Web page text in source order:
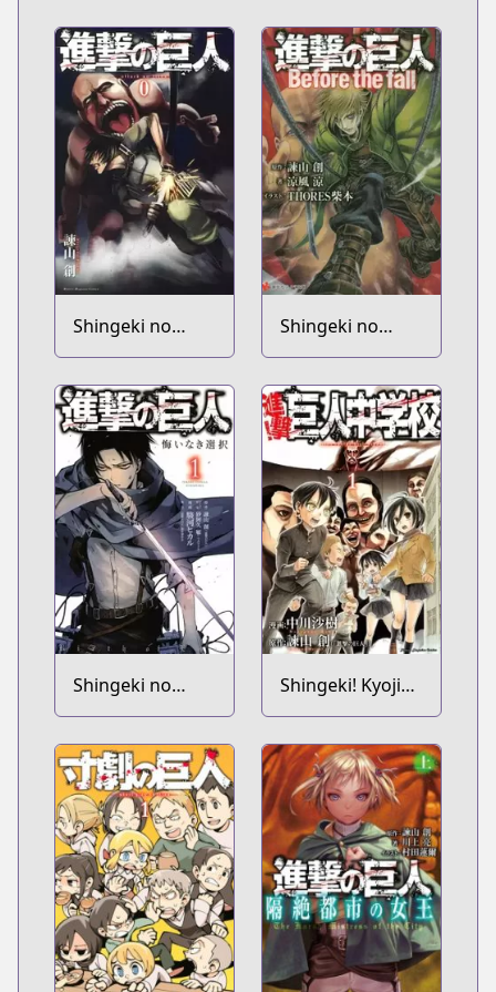
Shingeki no
Kyojin Volume 0
Shingeki no
Kyojin: Before
the Fall
Shingeki no
Kyojin: Kuinaki
Sentaku
Shingeki! Kyojin
Chuugakkou